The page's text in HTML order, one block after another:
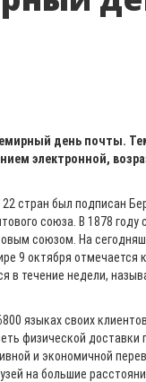
день почты.
электронной,
стран был подписан
союза. В 1878 году
союзом. На
9 октября отмечается
в течение недели,
языках своих клиентов
физической доставки
и экономичной
на большие